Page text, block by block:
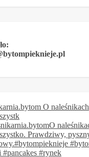
O naleśnikach